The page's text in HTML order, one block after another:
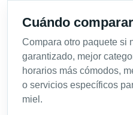
Cuándo
Compara otro paquete si
garantizado, mejor
horarios más cómodos,
o servicios específicos
miel.